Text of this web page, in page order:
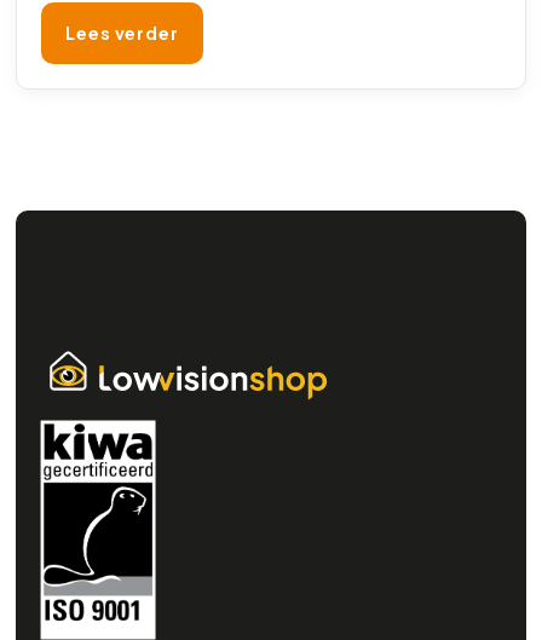
Lees verder